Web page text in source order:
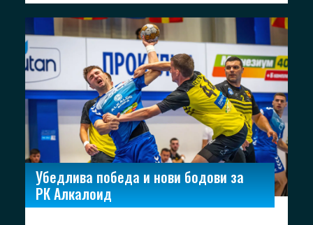
Убедлива победа и нови бодови за
РК Алкалоид